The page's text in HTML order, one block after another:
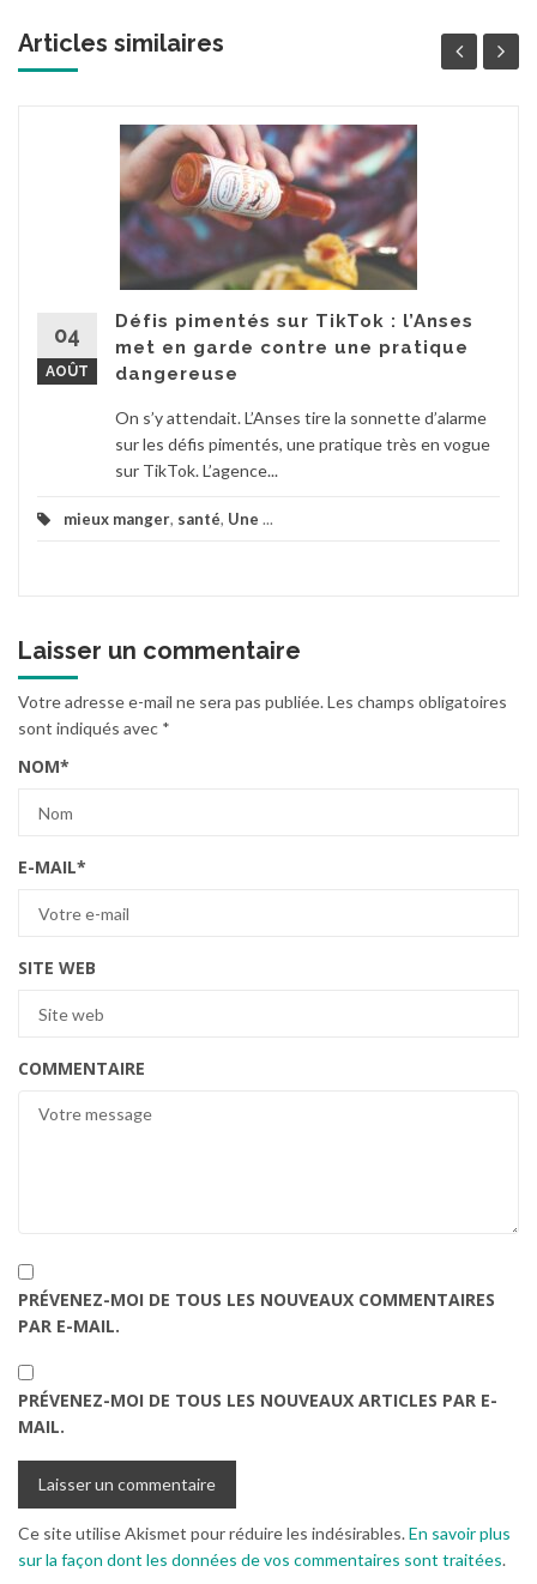
Articles similaires
04
AOÛT
Défis pimentés sur TikTok : l’Anses
met en garde contre une pratique
dangereuse
On s’y attendait. L’Anses tire la sonnette d’alarme
sur les défis pimentés, une pratique très en vogue
sur TikTok. L’agence...
mieux manger, santé, Une ...
Laisser un commentaire
Votre adresse e-mail ne sera pas publiée.Les champs obligatoires
sont indiqués avec *
NOM*
E-MAIL*
SITE WEB
COMMENTAIRE
PRÉVENEZ-MOI DE TOUS LES NOUVEAUX COMMENTAIRES
PAR E-MAIL.
PRÉVENEZ-MOI DE TOUS LES NOUVEAUX ARTICLES PAR E-
MAIL.
Ce site utilise Akismet pour réduire les indésirables.En savoir plus
sur la façon dont les données de vos commentaires sont traitées.